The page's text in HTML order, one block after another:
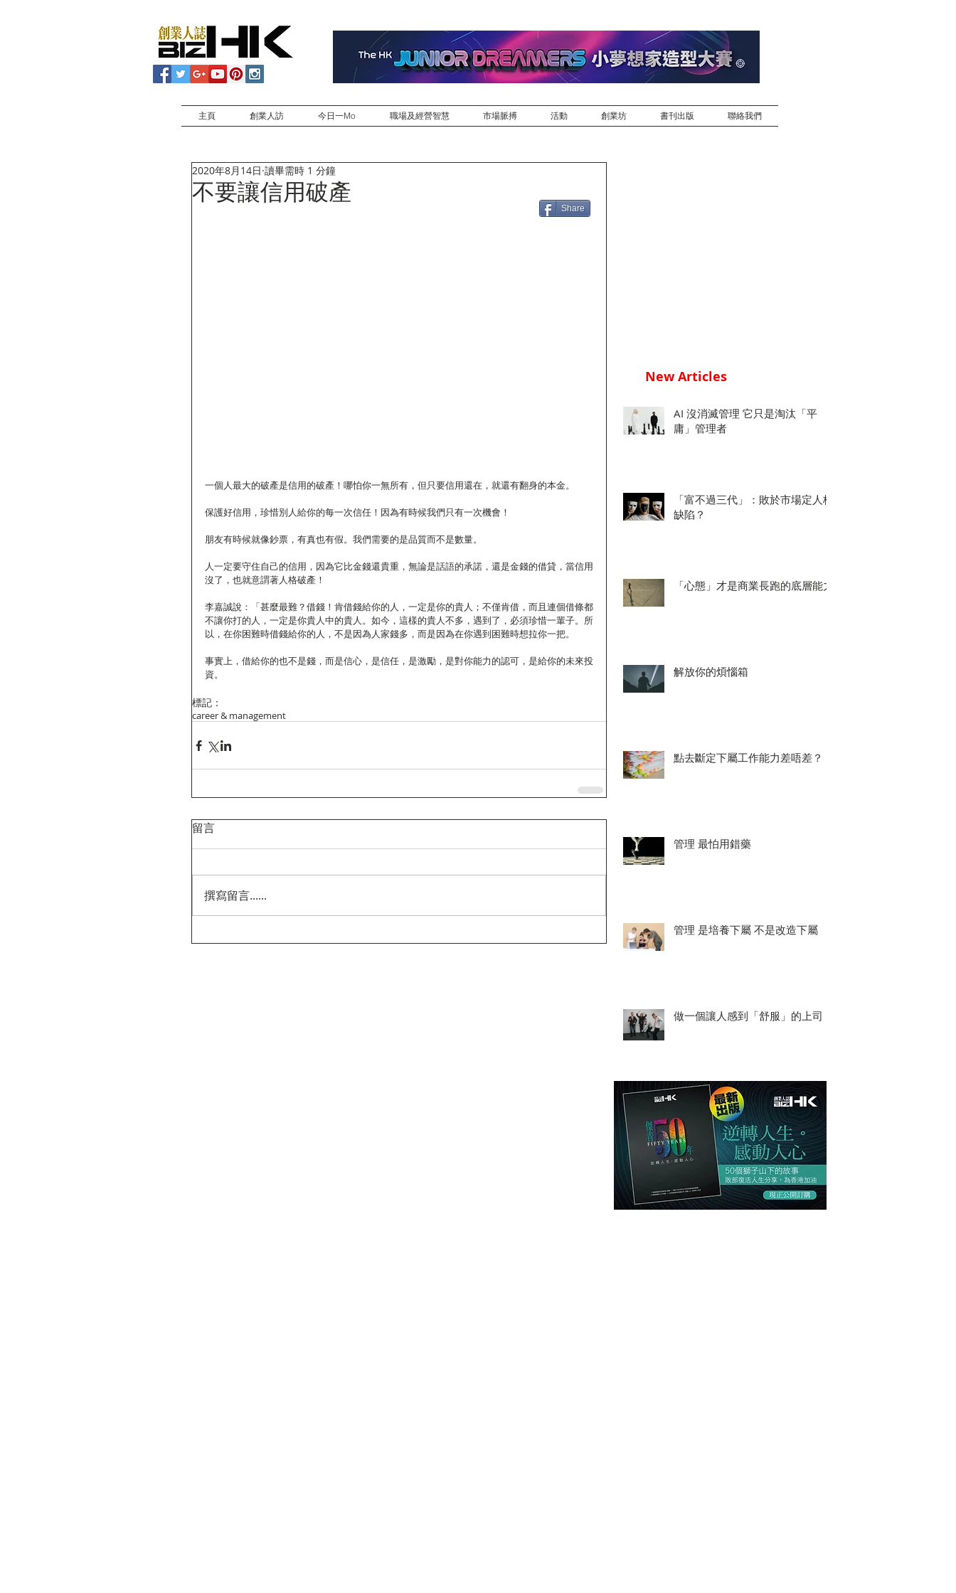
主頁 創業人訪 今日一Mo 職場及經營智慧 市場脈搏 活動 創業坊 書刊出版 聯絡我們
不要讓信用破產
2020年8月14日 讀畢需時 1 分鐘
一個人最大的破產是信用的破產！哪怕你一無所有，但只要信用還在，就還有翻身的本金。
保護好信用，珍惜別人給你的每一次信任！因為有時候我們只有一次機會！
朋友有時候就像鈔票，有真也有假。我們需要的是品質而不是數量。
人一定要守住自己的信用，因為它比金錢還貴重，無論是話語的承諾，還是金錢的借貸，當信用
沒了，也就意謂著人格破產！
李嘉誠說：「甚麼最難？借錢！肯借錢給你的人，一定是你的貴人；不僅肯借，而且連個借條都
不讓你打的人，一定是你貴人中的貴人。如今，這樣的貴人不多，遇到了，必須珍惜一輩子。所
以，在你困難時借錢給你的人，不是因為人家錢多，而是因為在你遇到困難時想拉你一把。
事實上，借給你的也不是錢，而是信心，是信任，是激勵，是對你能力的認可，是給你的未來投
資。
標記：
career & management
留言
撰寫留言......
Share
New Articles
AI 沒消滅管理 它只是淘汰「平
庸」管理者
「富不過三代」：敗於市場定人格
缺陷？
「心態」才是商業長跑的底層能力
解放你的煩惱箱
點去斷定下屬工作能力差唔差？
管理 最怕用錯藥
管理 是培養下屬 不是改造下屬
做一個讓人感到「舒服」的上司